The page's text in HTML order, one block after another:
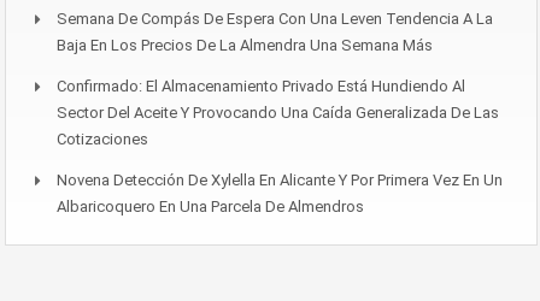
Semana De Compás De Espera Con Una Leven Tendencia A La
Baja En Los Precios De La Almendra Una Semana Más
Confirmado: El Almacenamiento Privado Está Hundiendo Al
Sector Del Aceite Y Provocando Una Caída Generalizada De Las
Cotizaciones
Novena Detección De Xylella En Alicante Y Por Primera Vez En Un
Albaricoquero En Una Parcela De Almendros